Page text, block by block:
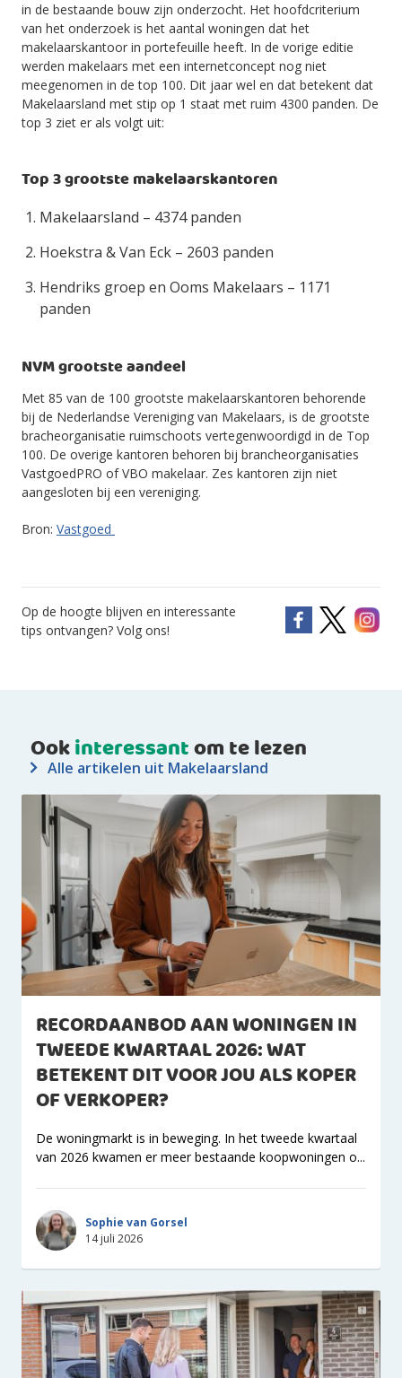
in de bestaande bouw zijn onderzocht. Het hoofdcriterium
van het onderzoek is het aantal woningen dat het
makelaarskantoor in portefeuille heeft. In de vorige editie
werden makelaars met een internetconcept nog niet
meegenomen in de top 100. Dit jaar wel en dat betekent dat
Makelaarsland met stip op 1 staat met ruim 4300 panden. De
top 3 ziet er als volgt uit:
Top 3 grootste makelaarskantoren
Makelaarsland – 4374 panden
Hoekstra & Van Eck – 2603 panden
Hendriks groep en Ooms Makelaars – 1171
panden
NVM grootste aandeel
Met 85 van de 100 grootste makelaarskantoren behorende
bij de Nederlandse Vereniging van Makelaars, is de grootste
bracheorganisatie ruimschoots vertegenwoordigd in de Top
100. De overige kantoren behoren bij brancheorganisaties
VastgoedPRO of VBO makelaar. Zes kantoren zijn niet
aangesloten bij een vereniging.
Bron: Vastgoed
Op de hoogte blijven en interessante
tips ontvangen? Volg ons!
Ookinteressantom te lezen
Alle artikelen uit Makelaarsland
RECORDAANBOD AAN WONINGEN IN
TWEEDE KWARTAAL 2026: WAT
BETEKENT DIT VOOR JOU ALS KOPER
OF VERKOPER?
De woningmarkt is in beweging. In het tweede kwartaal
van 2026 kwamen er meer bestaande koopwoningen o...
Sophie van Gorsel
14 juli 2026